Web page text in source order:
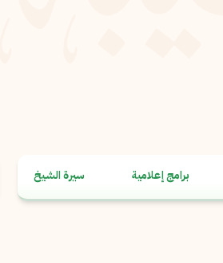
برامج إعلامية سيرة الشيخ